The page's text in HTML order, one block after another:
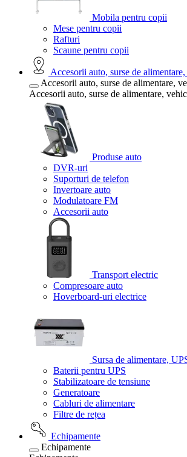
Mobila pentru copii
Mese pentru copii
Rafturi
Scaune pentru copii
Accesorii auto, surse de
Accesorii auto, surse de alimentare,
Accesorii auto, surse de alimentare,
Produse auto
DVR-uri
Suporturi de telefon
Invertoare auto
Modulatoare FM
Accesorii auto
Transport electric
Compresoare auto
Hoverboard-uri electrice
Sursa de alimentare,
Baterii pentru UPS
Stabilizatoare de tensiune
Generatoare
Cabluri de alimentare
Filtre de rețea
Echipamente
Echipamente